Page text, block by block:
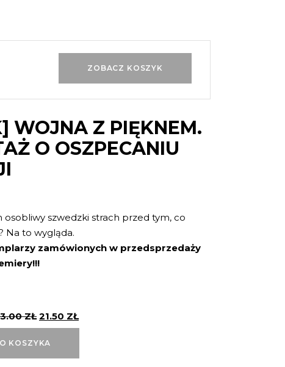
ZOBACZ KOSZYK
WOJNA Z PIĘKNEM.
O OSZPECANIU
osobliwy szwedzki strach przed tym, co
Na to wygląda.
zamówionych w przedsprzedaży
ZŁ 21.50 ZŁ
KOSZYKA